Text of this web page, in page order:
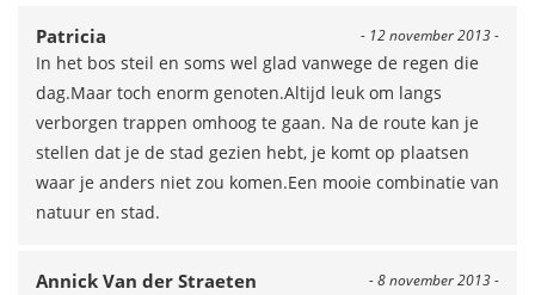
- 12 november 2013 -
Patricia
In het bos steil en soms wel glad vanwege de regen die
dag.Maar toch enorm genoten.Altijd leuk om langs
verborgen trappen omhoog te gaan. Na de route kan je
stellen dat je de stad gezien hebt, je komt op plaatsen
waar je anders niet zou komen.Een mooie combinatie van
natuur en stad.
- 8 november 2013 -
Annick Van der Straeten